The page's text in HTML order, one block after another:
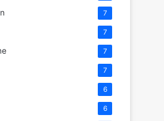
7
7
7
7
6
6